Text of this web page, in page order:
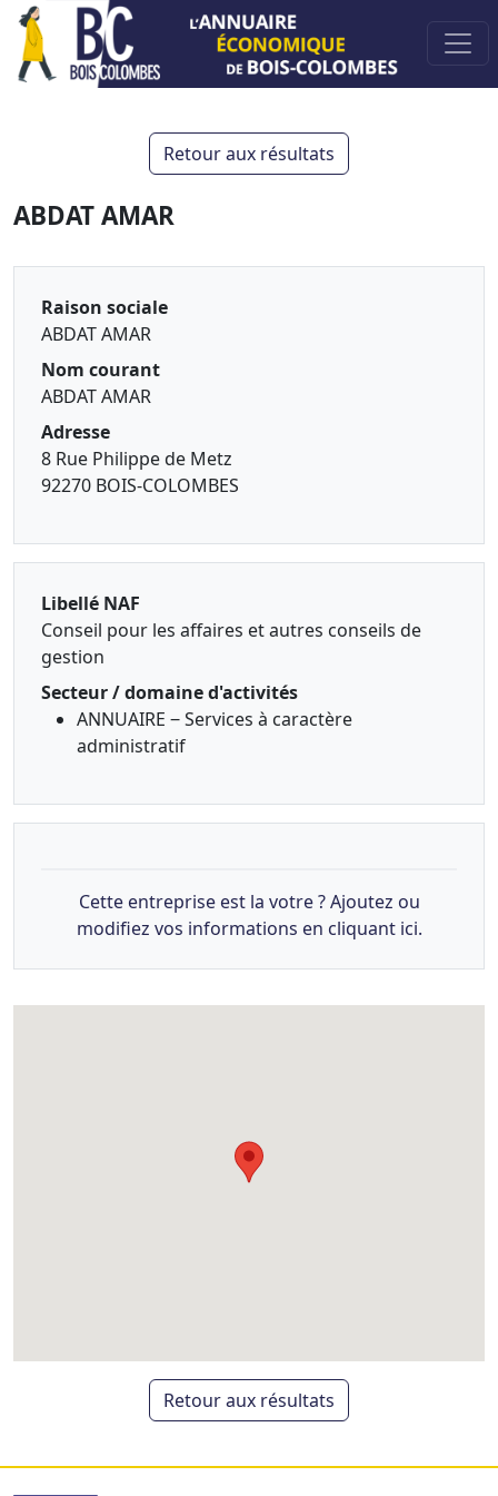
Retour aux résultats
ABDAT AMAR
Raison sociale
ABDAT AMAR
Nom courant
ABDAT AMAR
Adresse
8 Rue Philippe de Metz
92270 BOIS-COLOMBES
Libellé NAF
Conseil pour les affaires et autres conseils de
gestion
Secteur / domaine d'activités
ANNUAIRE ‒ Services à caractère
administratif
Cette entreprise est la votre ? Ajoutez ou
modifiez vos informations en cliquant ici.
Retour aux résultats